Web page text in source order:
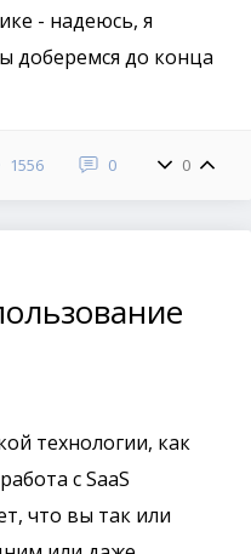
- надеюсь, я
доберемся до конца
1556 0 0
технологии, как
с SaaS
что вы так или